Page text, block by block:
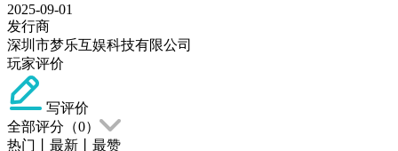
2025-09-01
发行商
深圳市梦乐互娱科技有限公司
玩家评价
写评价
全部评分（0）
热门
最新
最赞